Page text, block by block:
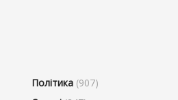
Політика (907)